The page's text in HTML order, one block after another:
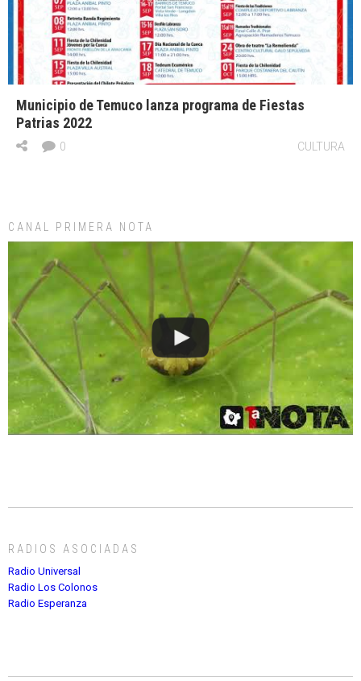
Municipio de Temuco lanza programa de Fiestas
Patrias 2022
CULTURA
0
CANAL PRIMERA NOTA
RADIOS ASOCIADAS
Radio Universal
Radio Los Colonos
Radio Esperanza